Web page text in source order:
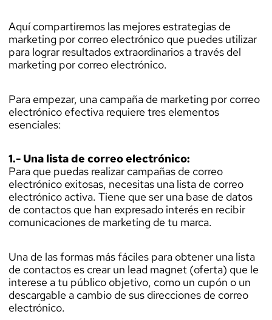
Aquí compartiremos las mejores estrategias de
marketing por correo electrónico que puedes utilizar
para lograr resultados extraordinarios a través del
marketing por correo electrónico.
Para empezar, una campaña de marketing por correo
electrónico efectiva requiere tres elementos
esenciales:
1.- Una lista de correo electrónico:
Para que puedas realizar campañas de correo
electrónico exitosas, necesitas una lista de correo
electrónico activa. Tiene que ser una base de datos
de contactos que han expresado interés en recibir
comunicaciones de marketing de tu marca.
Una de las formas más fáciles para obtener una lista
de contactos es crear un lead magnet (oferta) que le
interese a tu público objetivo, como un cupón o un
descargable a cambio de sus direcciones de correo
electrónico.